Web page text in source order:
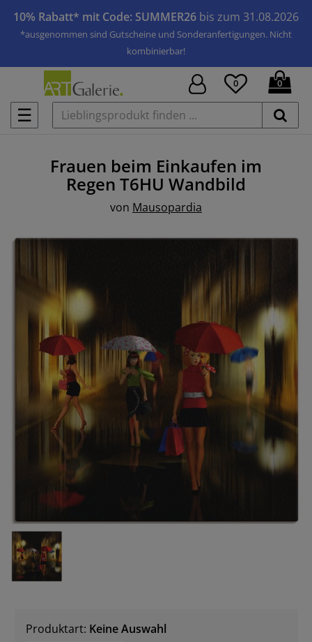
10% Rabatt* mit Code: SUMMER26 bis zum 31.08.2026
*ausgenommen sind Gutscheine und Sonderanfertigungen. Nicht
kombinierbar!
☰
0 0
Frauen beim Einkaufen im
Regen T6HU Wandbild
von Mausopardia
Produktart: Keine Auswahl